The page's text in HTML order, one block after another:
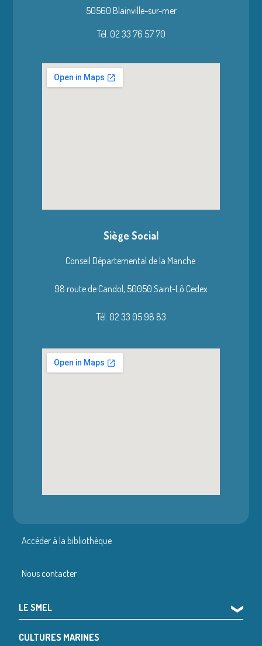
50560 Blainville-sur-mer
Tél. 02 33 76 57 70
Siège Social
Conseil Départemental de la Manche
98 route de Candol, 50050 Saint-Lô Cedex
Tél. 02 33 05 98 83
Accéder à la bibliothèque
Nous contacter
LE SMEL ❯
CULTURES MARINES